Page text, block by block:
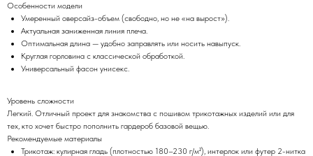
Особенности модели
Умеренный оверсайз-объем (свободно, но не «на вырост»).
Актуальная заниженная линия плеча.
Оптимальная длина — удобно заправлять или носить навыпуск.
Круглая горловина с классической обработкой.
Универсальный фасон унисекс.
Уровень сложности
Легкий. Отличный проект для знакомства с пошивом трикотажных изделий или для
тех, кто хочет быстро пополнить гардероб базовой вещью.
Рекомендуемые материалы
Трикотаж: кулирная гладь (плотностью 180–230 г/м²), интерлок или футер 2-нитка
ПОДПИСАТЬСЯ
Шейте с удовольствием
( )
Подпишитесь на новости — получайте свежие
выкройки, уроки и акции первыми.